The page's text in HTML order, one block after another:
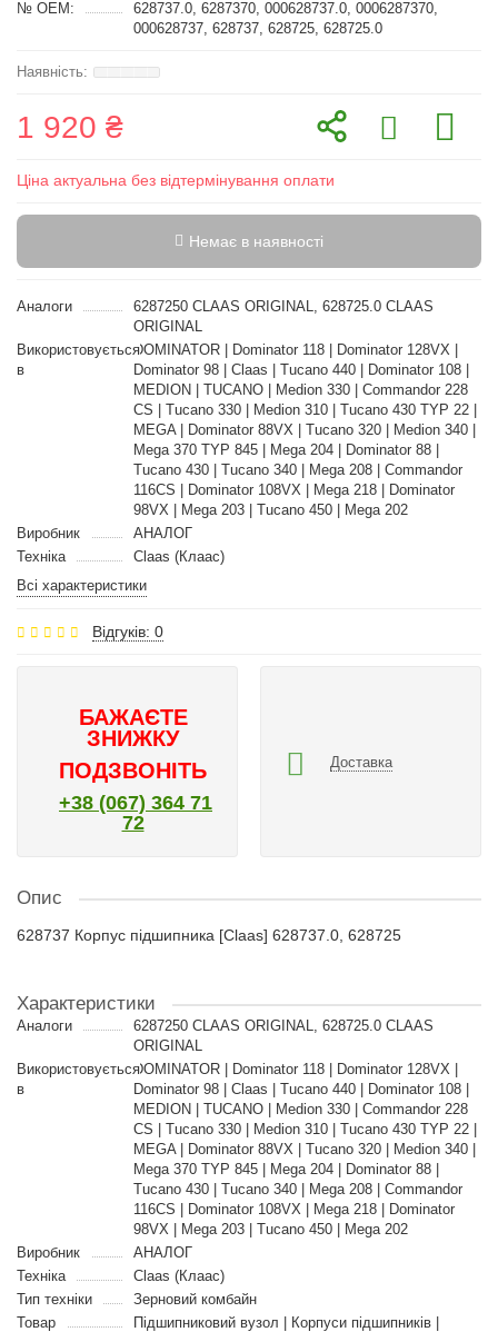
№ OEM:
628737.0, 6287370, 000628737.0, 0006287370,
000628737, 628737, 628725, 628725.0
1 920 ₴
Ціна актуальна без відтермінування оплати
Немає в наявності
Аналоги
6287250 CLAAS ORIGINAL, 628725.0 CLAAS
ORIGINAL
Використовується
в
DOMINATOR | Dominator 118 | Dominator 128VX |
Dominator 98 | Claas | Tucano 440 | Dominator 108 |
MEDION | TUCANO | Medion 330 | Commandor 228
CS | Tucano 330 | Medion 310 | Tucano 430 TYP 22 |
MEGA | Dominator 88VX | Tucano 320 | Medion 340 |
Mega 370 TYP 845 | Mega 204 | Dominator 88 |
Tucano 430 | Tucano 340 | Mega 208 | Commandor
116CS | Dominator 108VX | Mega 218 | Dominator
98VX | Mega 203 | Tucano 450 | Mega 202
Виробник
АНАЛОГ
Техніка
Claas (Клаас)
Всі характеристики
Відгуків: 0
БАЖАЄТЕ
ЗНИЖКУ
ПОДЗВОНІТЬ
+38 (067) 364 71
72
Доставка
Опис
628737 Корпус підшипника [Claas] 628737.0, 628725
Характеристики
Аналоги
6287250 CLAAS ORIGINAL, 628725.0 CLAAS
ORIGINAL
Використовується
в
DOMINATOR | Dominator 118 | Dominator 128VX |
Dominator 98 | Claas | Tucano 440 | Dominator 108 |
MEDION | TUCANO | Medion 330 | Commandor 228
CS | Tucano 330 | Medion 310 | Tucano 430 TYP 22 |
MEGA | Dominator 88VX | Tucano 320 | Medion 340 |
Mega 370 TYP 845 | Mega 204 | Dominator 88 |
Tucano 430 | Tucano 340 | Mega 208 | Commandor
116CS | Dominator 108VX | Mega 218 | Dominator
98VX | Mega 203 | Tucano 450 | Mega 202
Виробник
АНАЛОГ
Техніка
Claas (Клаас)
Тип техніки
Зерновий комбайн
Товар
Підшипниковий вузол | Корпуси підшипників |